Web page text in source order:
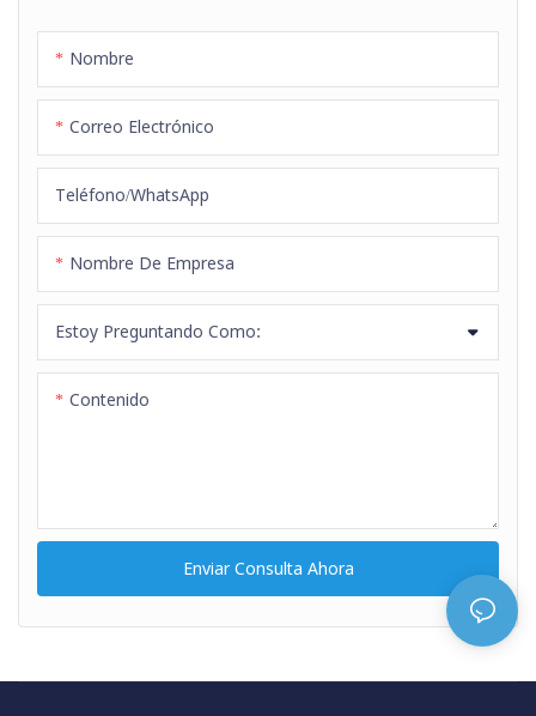
Nombre
Correo Electrónico
Teléfono/WhatsApp
Nombre De Empresa
Estoy Preguntando Como:
Contenido
Enviar Consulta Ahora